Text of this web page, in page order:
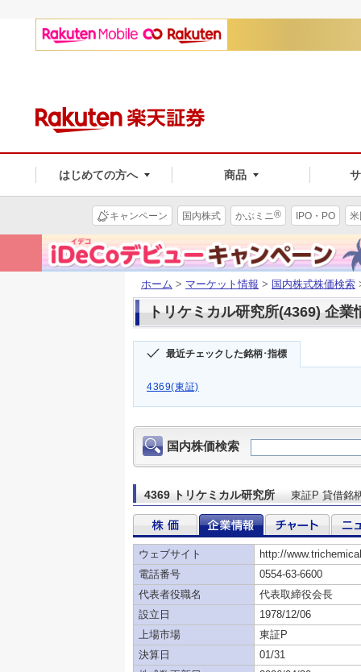
はじめての方へ 商品
キャンペーン 国内株式 かぶミニ® IPO・PO
ホーム > マーケット情報 > 国内株式株価検索
トリケミカル研究所(4369) 企業
最近チェックした銘柄･指標
4369(東証)